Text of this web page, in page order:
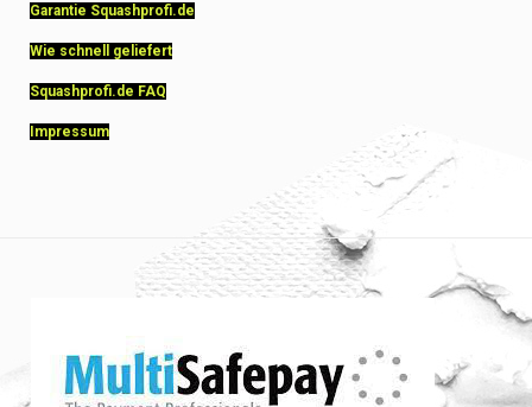
Garantie Squashprofi.de
Wie schnell geliefert
Squashprofi.de FAQ
Impressum